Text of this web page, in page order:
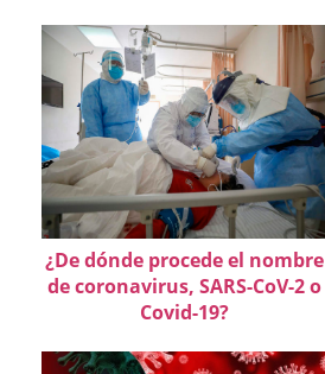
¿De dónde procede el nombre
de coronavirus, SARS-CoV-2 o
Covid-19?